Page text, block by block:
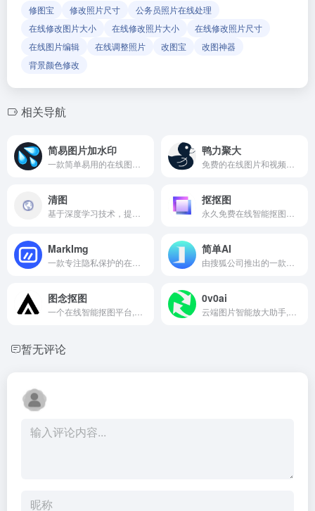
修图宝 修改照片尺寸
公务员照片在线处理
在线修改图片大小
在线修改照片大小
在线修改照片尺寸
在线图片编辑
在线调整照片 改图宝
改图神器
背景颜色修改
相关导航
简易图片加水印 鸭力聚大
清图 抠抠图
MarkImg 简单AI
图念抠图 0v0ai
暂无评论